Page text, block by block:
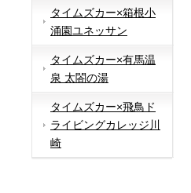
タイムズカー×箱根小
涌園ユネッサン
タイムズカー×有馬温
泉 太閤の湯
タイムズカー×飛鳥ド
ライビングカレッジ川
崎